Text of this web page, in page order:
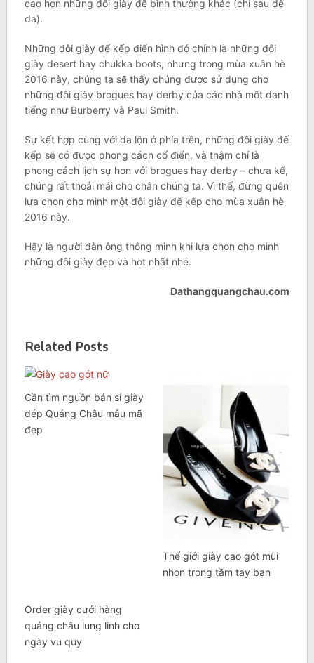
cao hơn những đôi giày đế bình thường khác (chỉ sau đế
da).
Những đôi giày đế kếp điển hình đó chính là những đôi
giày desert hay chukka boots, nhưng trong mùa xuân hè
2016 này, chúng ta sẽ thấy chúng được sử dụng cho
những đôi giày brogues hay derby của các nhà mốt danh
tiếng như Burberry và Paul Smith.
Sự kết hợp cùng với da lộn ở phía trên, những đôi giày đế
kếp sẽ có được phong cách cổ điển, và thậm chí là
phong cách lịch sự hơn với brogues hay derby – chưa kể,
chúng rất thoải mái cho chân chúng ta. Vì thế, đừng quên
lựa chọn cho mình một đôi giày đế kếp cho mùa xuân hè
2016 này.
Hãy là người đàn ông thông minh khi lựa chọn cho mình
những đôi giày đẹp và hot nhất nhé.
Dathangquangchau.com
Related Posts
Cần tìm nguồn bán sỉ giày
dép Quảng Châu mẫu mã
đẹp
Thế giới giày cao gót mũi
nhọn trong tầm tay bạn
Order giày cưới hàng
quảng châu lung linh cho
ngày vu quy